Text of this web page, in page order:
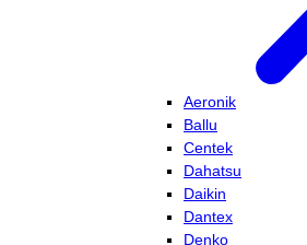
Aeronik
Ballu
Centek
Dahatsu
Daikin
Dantex
Denko